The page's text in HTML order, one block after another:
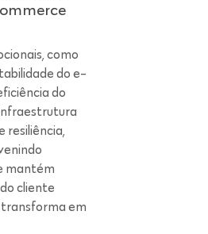
como
do e-
do
resiliência,
mantém
cliente
transforma em